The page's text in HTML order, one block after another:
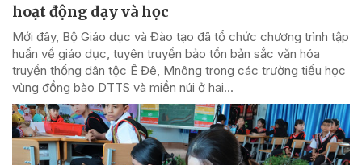
hoạt động dạy và học
Mới đây, Bộ Giáo dục và Đào tạo đã tổ chức chương trình tập
huấn về giáo dục, tuyên truyền bảo tồn bản sắc văn hóa
truyền thống dân tộc Ê Đê, Mnông trong các trường tiểu học
vùng đồng bào DTTS và miền núi ở hai...